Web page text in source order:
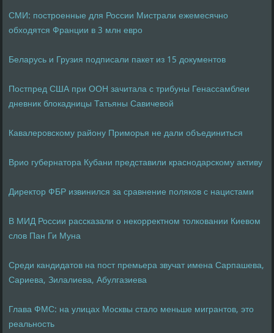
СМИ: построенные для России Мистрали ежемесячно
обходятся Франции в 3 млн евро
Беларусь и Грузия подписали пакет из 15 документов
Постпред США при ООН зачитала с трибуны Генассамблеи
дневник блокадницы Татьяны Савичевой
Кавалеровскому району Приморья не дали объединиться
Врио губернатора Кубани представили краснодарскому активу
Директор ФБР извинился за сравнение поляков с нацистами
В МИД России рассказали о некорректном толковании Киевом
слов Пан Ги Муна
Среди кандидатов на пост премьера звучат имена Сарпашева,
Сариева, Зилалиева, Абулгазиева
Глава ФМС: на улицах Москвы стало меньше мигрантов, это
реальность